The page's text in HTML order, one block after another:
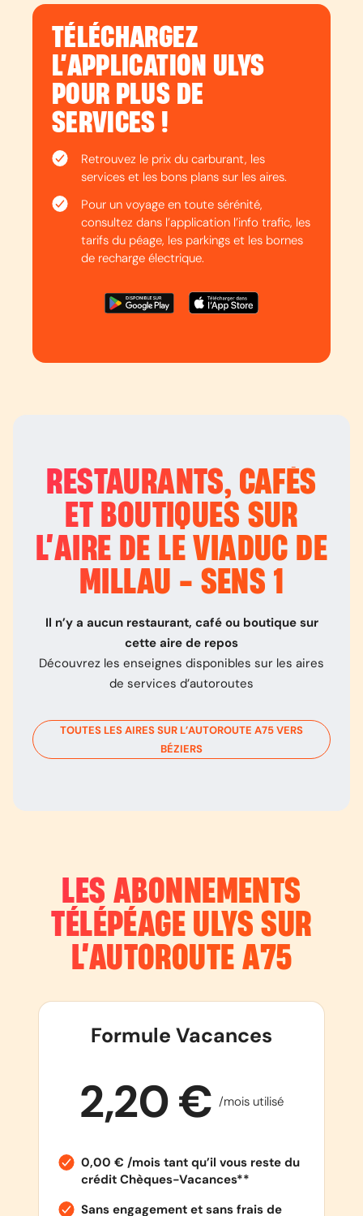
TÉLÉCHARGEZ
L’APPLICATION ULYS
POUR PLUS DE
SERVICES !
Retrouvez le prix du carburant, les
services et les bons plans sur les aires.
Pour un voyage en toute sérénité,
consultez dans l’application l’info trafic, les
tarifs du péage, les parkings et les bornes
de recharge électrique.
RESTAURANTS, CAFÉS
ET BOUTIQUES SUR
L’AIRE DE LE VIADUC DE
MILLAU - SENS 1
Il n’y a aucun restaurant, café ou boutique sur
cette aire de repos
Découvrez les enseignes disponibles sur les aires
de services d’autoroutes
TOUTES LES AIRES SUR L’AUTOROUTE A75VERS
BÉZIERS
LES ABONNEMENTS
TÉLÉPÉAGE ULYS SUR
L’AUTOROUTE A75
Formule Vacances
2,20 € /mois utilisé
0,00 € /mois tant qu’il vous reste du
crédit Chèques-Vacances**
Sans engagement et sans frais de